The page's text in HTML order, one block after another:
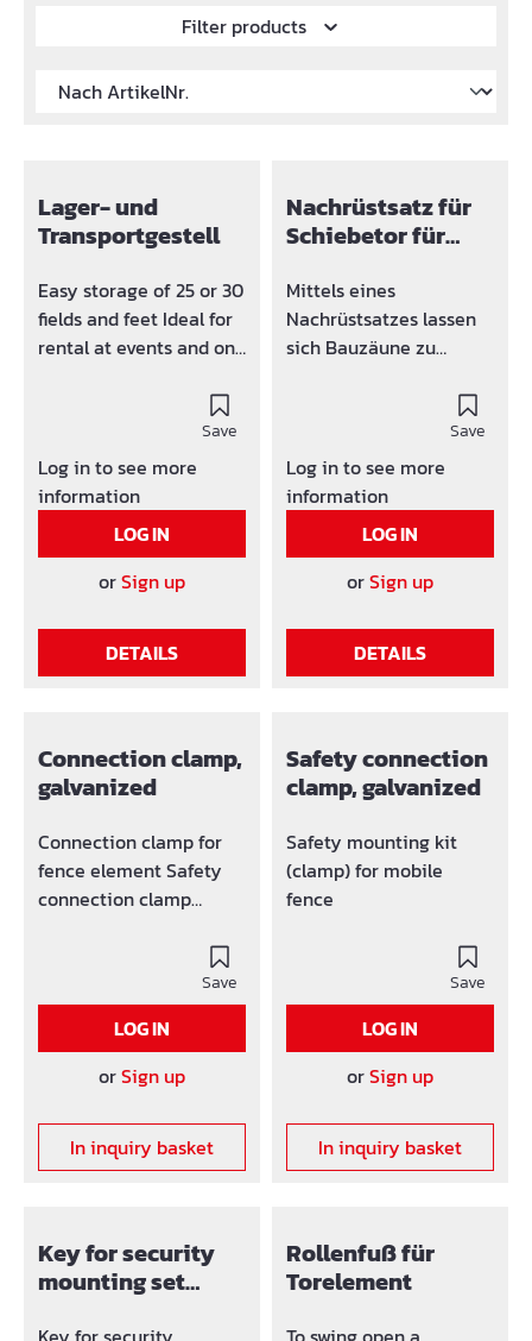
Filter products
Lager- und
Transportgestell
Easy storage of 25 or 30
fields and feet Ideal for
rental at events and on
Save
Log in to see more
information
LOG IN
orSign up
DETAILS
Nachrüstsatz für
Schiebetor für
Mittels eines
Nachrüstsatzes lassen
sich Bauzäune zu
ausbauen. Gerade bei
Platzverhältnissen
bietet sich diese
Schiebetorlösung an.
Die Schiebetore werden
mit Zaunelementen
m hergestellt.
bestehend aus: 1
Führungshalter
ACHTUNG: Funktioniert
nicht mit Round-Top
Zäunen.
Save
Log in to see more
information
LOG IN
orSign up
DETAILS
Connection clamp,
galvanized
Connection clamp for
fence element Safety
connection clamp
Save
LOG IN
orSign up
In inquiry basket
Safety connection
clamp, galvanized
Safety mounting kit
(clamp) for mobile
fence
Save
LOG IN
orSign up
In inquiry basket
Key for security
mounting set
Rollenfuß für
Torelement